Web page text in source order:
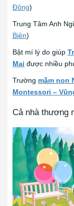
Đông)
Trung Tâm Anh
Biên)
Bật mí lý do giúp
Mai được nhiều
Trường mầm non
Montessori –
Cả nhà thương